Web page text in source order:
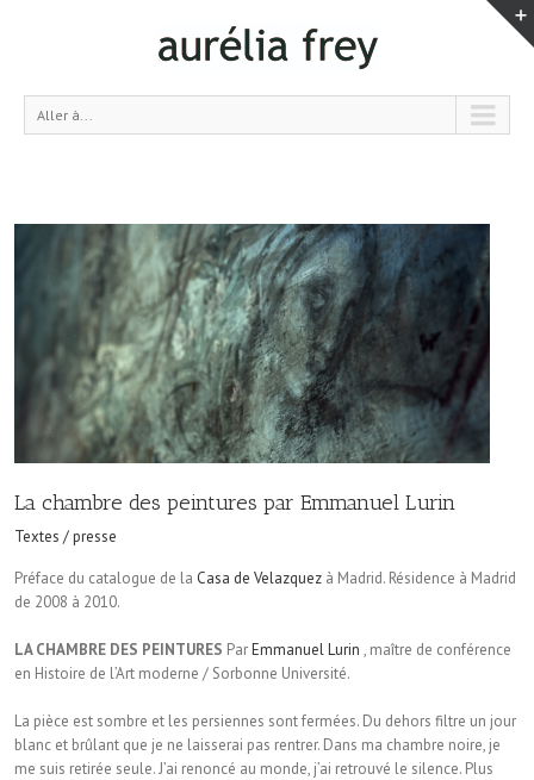
Aller à...
La chambre des peintures par Emmanuel Lurin
Textes / presse
Préface du catalogue de la Casa de Velazquez à Madrid. Résidence à Madrid
de 2008 à 2010.
LA CHAMBRE DES PEINTURES ParEmmanuel Lurin , maître de conférence
en Histoire de l’Art moderne / Sorbonne Université.
La pièce est sombre et les persiennes sont fermées. Du dehors filtre un jour
blanc et brûlant que je ne laisserai pas rentrer. Dans ma chambre noire, je
me suis retirée seule. J’ai renoncé au monde, j’ai retrouvé le silence. Plus